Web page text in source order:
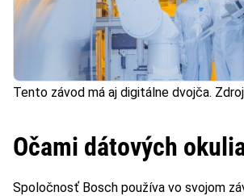
Tento závod má aj digitálne dvojča.
Očami dátových
Spoločnosť Bosch používa vo svojom